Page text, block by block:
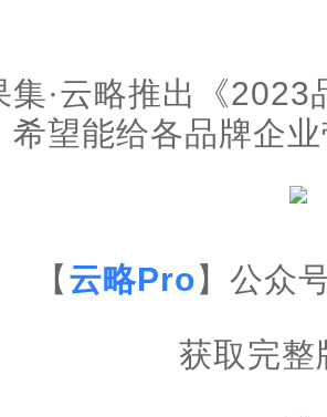
集·云略推出《
希望能给各品牌企
【 云略Pro】公众
获取完整